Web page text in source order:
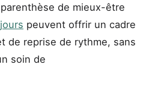
de mieux-être
peuvent offrir un cadre
de reprise de rythme, sans
soin de